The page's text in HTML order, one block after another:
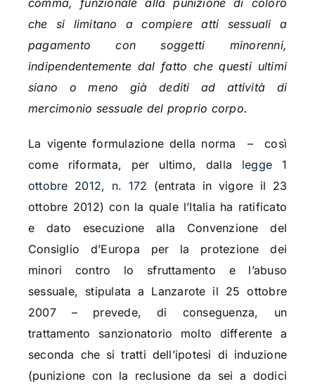
comma, funzionale alla punizione di coloro
che si limitano a compiere atti sessuali a
pagamento con soggetti minorenni,
indipendentemente dal fatto che questi ultimi
siano o meno già dediti ad attività di
mercimonio sessuale del proprio corpo.
La vigente formulazione della norma – così
come riformata, per ultimo, dalla legge 1
ottobre 2012, n. 172 (entrata in vigore il 23
ottobre 2012) con la quale l’Italia ha ratificato
e dato esecuzione alla Convenzione del
Consiglio d’Europa per la protezione dei
minori contro lo sfruttamento e l’abuso
sessuale, stipulata a Lanzarote il 25 ottobre
2007 – prevede, di conseguenza, un
trattamento sanzionatorio molto differente a
seconda che si tratti dell’ipotesi di induzione
(punizione con la reclusione da sei a dodici